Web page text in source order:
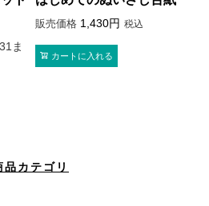
ま
販売価格 1,430 税込
カートに入れる
品カテゴリ